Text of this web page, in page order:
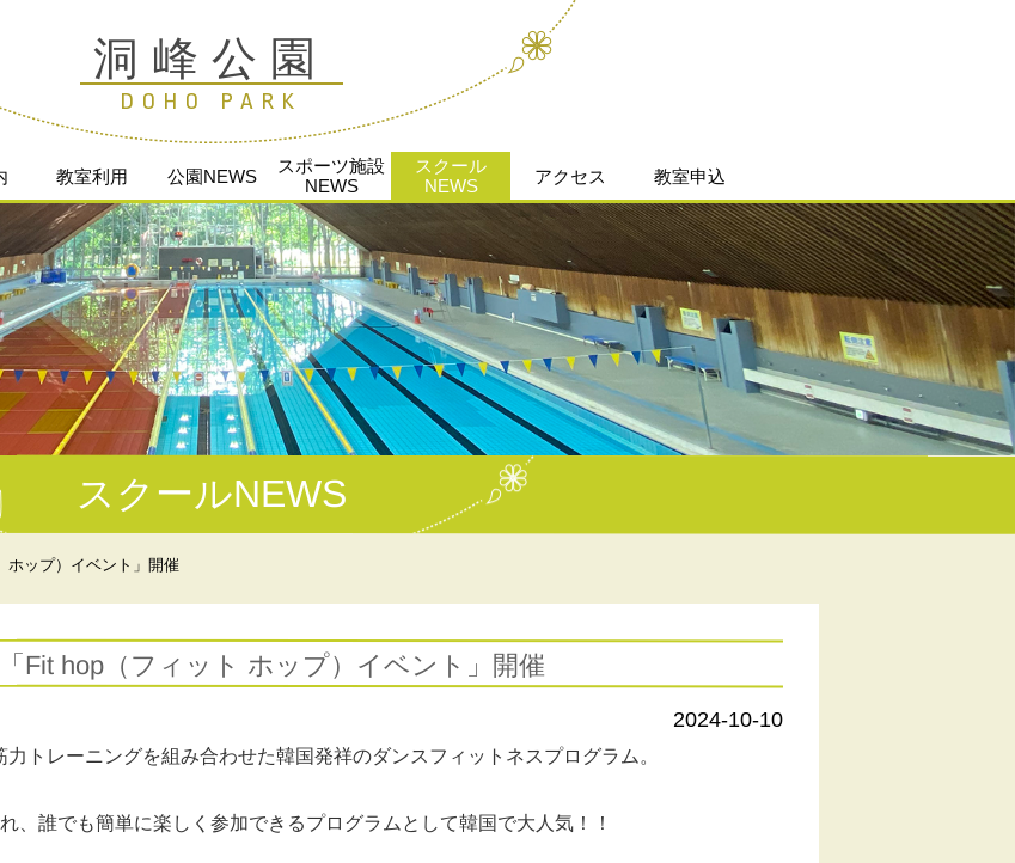
洞峰公園
DOHO PARK
教室利用 公園NEWS
スポーツ施設
NEWS
スクール
NEWS
アクセス 教室申込
スクールNEWS
ホップ）イベント」開催
Fit hop（フィット ホップ）イベント」開催
2024-10-10
トレーニングを組み合わせた韓国発祥のダンスフィットネスプログラム。
誰でも簡単に楽しく参加できるプログラムとして韓国で大人気！！